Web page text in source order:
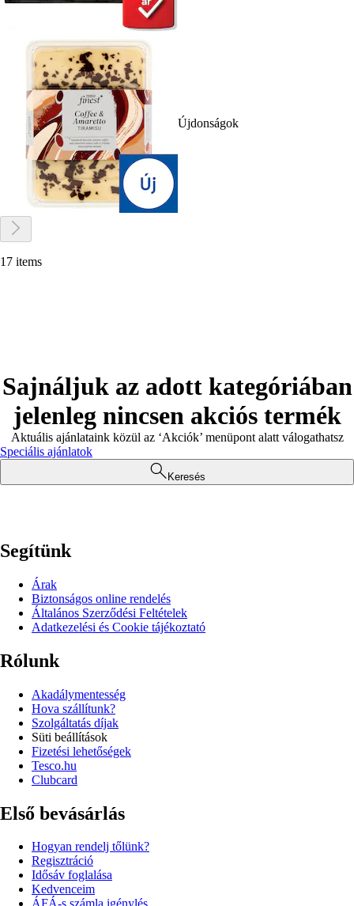
Újdonságok
17 items
Sajnáljuk az adott kategóriában
jelenleg nincsen akciós termék
Aktuális ajánlataink közül az ‘Akciók’ menüpont alatt válogathatsz
Speciális ajánlatok
Keresés
Segítünk
Árak
Biztonságos online rendelés
Általános Szerződési Feltételek
Adatkezelési és Cookie tájékoztató
Rólunk
Akadálymentesség
Hova szállítunk?
Szolgáltatás díjak
Süti beállítások
Fizetési lehetőségek
Tesco.hu
Clubcard
Első bevásárlás
Hogyan rendelj tőlünk?
Regisztráció
Idősáv foglalása
Kedvenceim